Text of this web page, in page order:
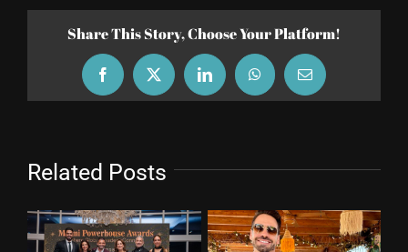
Share This Story, Choose Your Platform!
FacebookX LinkedInWhatsAppEmail
Related Posts